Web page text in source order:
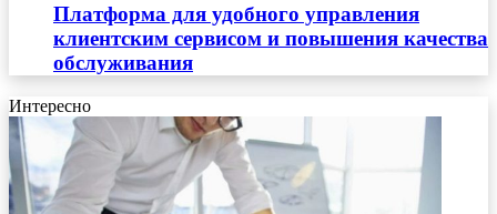
Платформа для удобного управления
клиентским сервисом и повышения качества
обслуживания
Интересно